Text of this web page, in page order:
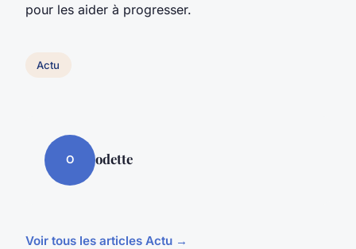
pour les aider à progresser.
Actu
O odette
Voir tous les articles Actu →